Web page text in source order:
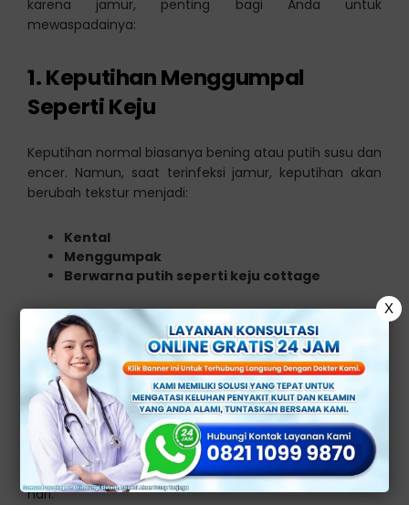
karena jamur, penting bagi Anda untuk
mewaspadainya:
1. Keputihan Menggumpal
Seperti Keju
Keputihan normal biasanya bening atau putih susu dan
encer. Namun, saat terinfeksi jamur, keputihan akan
berubah tekstur menjadi:
Kental
Menggumpak
Berwarna putih seperti keju cottage
2. Rasa Gatal yang Hebat
Ini adalah salah satu gejala yang paling mengganggu.
Rasa gatal bisa sangat intens dan terus-menerus, tidak
hanya di area vagina tapi juga di bibir vagina.
Gatal yang parah bisa membuat aktivitas Anda
terganggu, dan Anda merasa tidak nyaman sepanjang
hari.
X